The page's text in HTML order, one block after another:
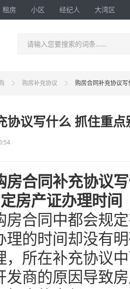
租房 小区 经纪人 大湾区
请输入您要搜索的词条……
购房补充协议 购房合同补充协议
协议写什么 抓住重点
房合同补充协议
房产证办理时间
合同中都会规定
理的时间却没有
，所在补充协议
发商的原因导致